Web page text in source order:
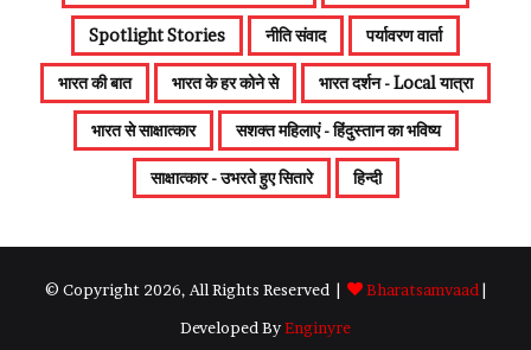
Spotlight Stories नीति संवाद पर्यावरण वार्ता
भारत की बात भारत के हर कोने से भारत दर्शन - Local यात्रा
भारत से साक्षात्कार सशक्त महिलाएं - हिंदुस्तान का भविष्य
साक्षात्कार - उभरते हुए सितारे हिन्दी
© Copyright 2026, All Rights Reserved | Bharatsamvaad|
Developed ByEnginyre